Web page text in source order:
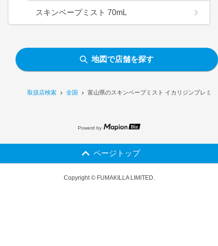
取扱店検索 全国 富山県のスキンベープミスト イカリジンプレミ
スキンベープミスト 70mL
地図で店舗を探す
Powerd by
ページトップ
Copyright © FUMAKILLA LIMITED.